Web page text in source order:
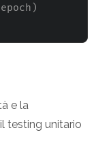
e la
testing unitario